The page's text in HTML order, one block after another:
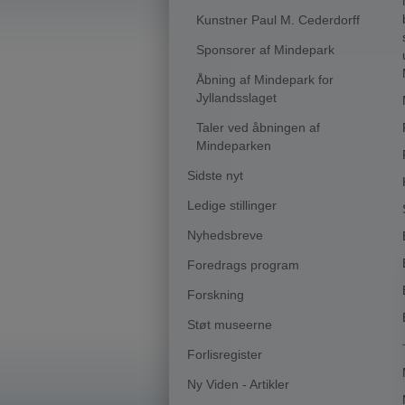
Kunstner Paul M. Cederdorff
Sponsorer af Mindepark
Åbning af Mindepark for
Jyllandsslaget
Taler ved åbningen af
Mindeparken
Sidste nyt
Ledige stillinger
Nyhedsbreve
Foredrags program
Forskning
Støt museerne
Forlisregister
Ny Viden - Artikler